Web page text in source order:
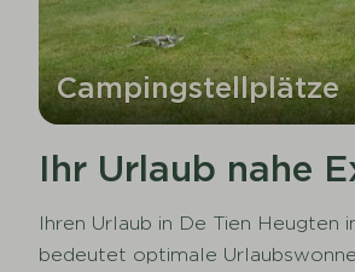
Campingstellplätze
Ihr Urlaub nahe
Ihren Urlaub in De Tien Heugten
bedeutet optimale